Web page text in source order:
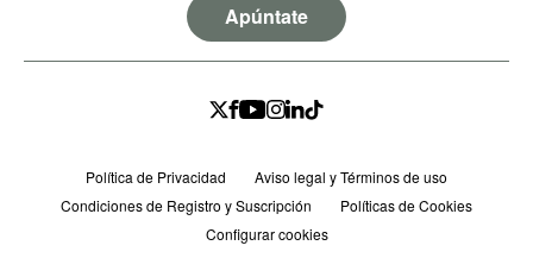
Apúntate
Política de Privacidad
Aviso legal y Términos de uso
Condiciones de Registro y Suscripción
Políticas de Cookies
Configurar cookies